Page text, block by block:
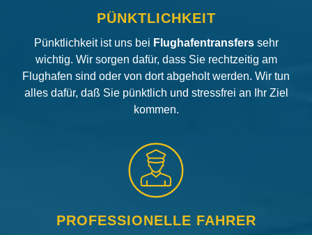
PÜNKTLICHKEIT
Pünktlichkeit ist uns bei Flughafentransfers sehr
wichtig. Wir sorgen dafür, dass Sie rechtzeitig am
Flughafen sind oder von dort abgeholt werden. Wir tun
alles dafür, daß Sie pünktlich und stressfrei an Ihr Ziel
kommen.
PROFESSIONELLE FAHRER